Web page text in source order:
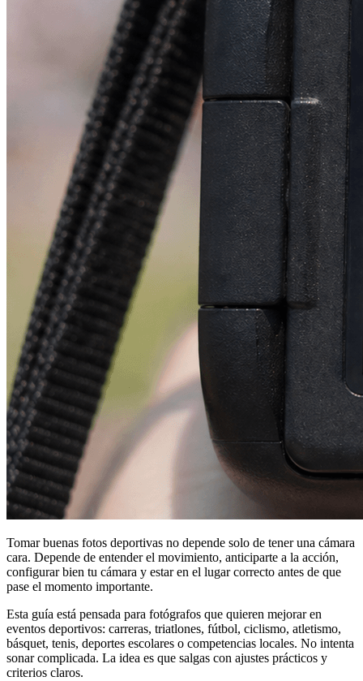
Tomar buenas fotos deportivas no depende solo de tener una cámara
cara. Depende de entender el movimiento, anticiparte a la acción,
configurar bien tu cámara y estar en el lugar correcto antes de que
pase el momento importante.
Esta guía está pensada para fotógrafos que quieren mejorar en
eventos deportivos: carreras, triatlones, fútbol, ciclismo, atletismo,
básquet, tenis, deportes escolares o competencias locales. No intenta
sonar complicada. La idea es que salgas con ajustes prácticos y
criterios claros.